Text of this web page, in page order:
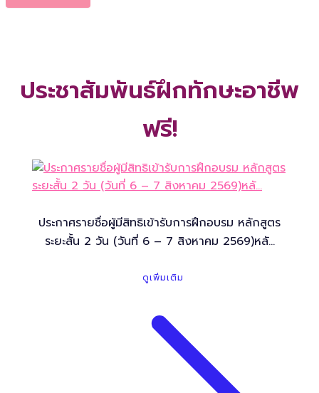
ประชาสัมพันธ์ฝึกทักษะอาชีพ
ฟรี!
ประกาศรายชื่อผู้มีสิทธิเข้ารับการฝึกอบรม หลักสูตร
ระยะสั้น 2 วัน (วันที่ 6 – 7 สิงหาคม 2569)หลั…
ดูเพิ่มเติม